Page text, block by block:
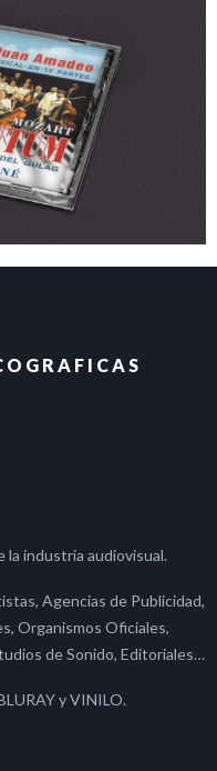
la industria audiovisual.
Agencias de Publicidad,
Organismos Oficiales,
de Sonido, Editoriales…
y VINILO.